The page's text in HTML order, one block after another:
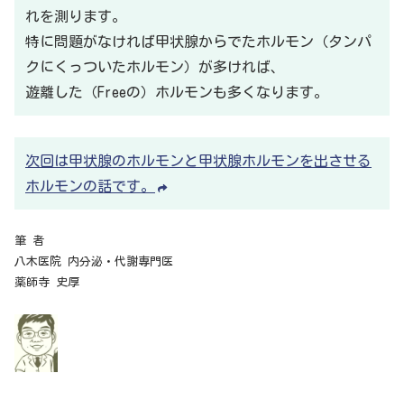
れを測ります。
特に問題がなければ甲状腺からでたホルモン（タンパ
クにくっついたホルモン）が多ければ、
遊離した（Freeの） ホルモンも多くなります。
次回は甲状腺のホルモンと甲状腺ホルモンを出させる
ホルモンの話です。
筆 者
八木医院 内分泌・代謝専門医
薬師寺 史厚